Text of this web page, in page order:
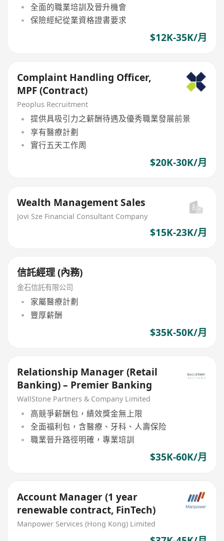
全面的職業培訓及晉升機會
保險經紀從業資格證書要求
$12K-35K/月
Complaint Handling Officer,
MPF (Contract)
Peoplus Recruitment
提供具吸引力之薪酬待遇及優秀職業發展前景
享有醫療計劃
實行五天工作周
$20K-30K/月
Wealth Management Sales
Jovi Sze Financial Consultant Company
$15K-23K/月
信託經理 (內務)
金石信託有限公司
家屬醫療計劃
豐厚薪酬
$35K-50K/月
Relationship Manager (Retail
Banking) – Premier Banking
WallStone Partners & Company Limited
高競爭薪酬包，績效獎金無上限
全面福利包，含醫療、牙科、人壽保险
職業晉升路徑明確，專業培訓
$35K-60K/月
Account Manager (1 year
renewable contract, FinTech)
Manpower Services (Hong Kong) Limited